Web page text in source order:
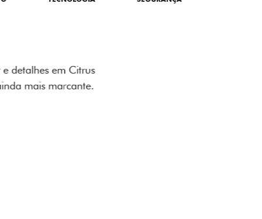
e nas laterais reforçam a identidade
comemorativa.